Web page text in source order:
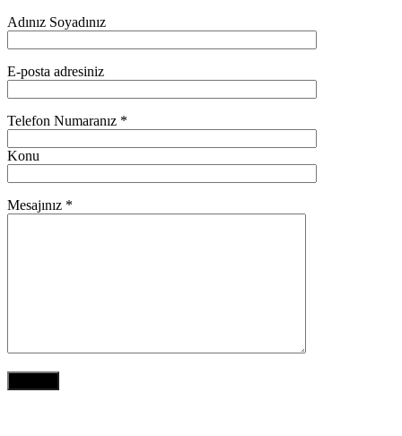
Adınız Soyadınız
E-posta adresiniz
Telefon Numaranız *
Konu
Mesajınız *